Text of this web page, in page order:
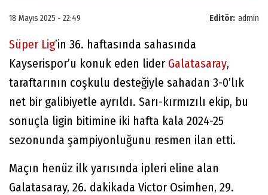
Editör: admin
18 Mayıs 2025 - 22:49
Süper Lig’in 36. haftasında sahasında
Kayserispor’u konuk eden lider Galatasaray,
taraftarının coşkulu desteğiyle sahadan 3-0’lık
net bir galibiyetle ayrıldı. Sarı-kırmızılı ekip, bu
sonuçla ligin bitimine iki hafta kala 2024-25
sezonunda şampiyonluğunu resmen ilan etti.
Maçın henüz ilk yarısında ipleri eline alan
Galatasaray, 26. dakikada Victor Osimhen, 29.